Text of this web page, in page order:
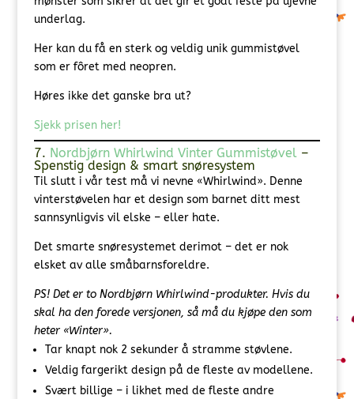
underlag.
Her kan du få en sterk og veldig unik gummistøvel
som er fôret med neopren.
Høres ikke det ganske bra ut?
Sjekk prisen her!
7. Nordbjørn Whirlwind Vinter Gummistøvel –
Spenstig design & smart snøresystem
Til slutt i vår test må vi nevne «Whirlwind». Denne
vinterstøvelen har et design som barnet ditt mest
sannsynligvis vil elske – eller hate.
Det smarte snøresystemet derimot – det er nok
elsket av alle småbarnsforeldre.
PS! Det er to Nordbjørn Whirlwind-produkter. Hvis du
skal ha den forede versjonen, så må du kjøpe den som
heter «Winter».
Tar knapt nok 2 sekunder å stramme støvlene.
Veldig fargerikt design på de fleste av modellene.
Svært billige – i likhet med de fleste andre